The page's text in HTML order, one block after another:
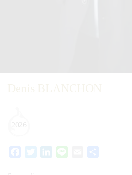
2026
FacebookTwitterLinkedIn Email